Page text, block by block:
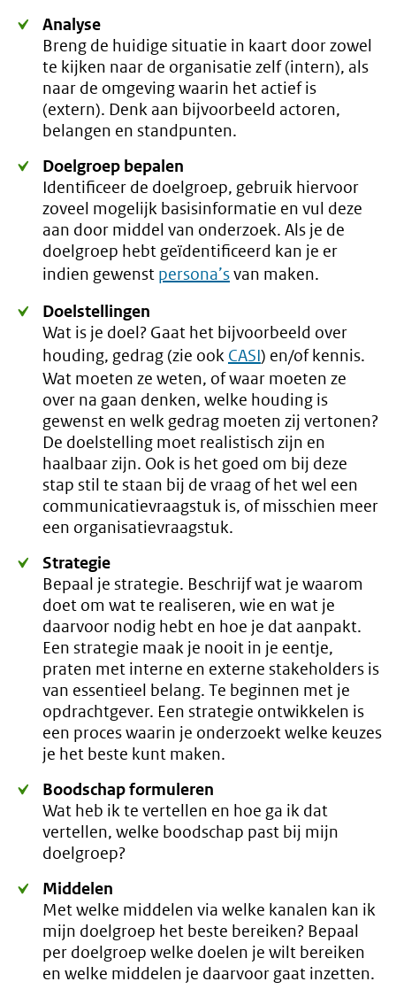
Analyse
Breng de huidige situatie in kaart door zowel
te kijken naar de organisatie zelf (intern), als
naar de omgeving waarin het actief is
(extern). Denk aan bijvoorbeeld actoren,
belangen en standpunten.
Doelgroep bepalen
Identificeer de doelgroep, gebruik hiervoor
zoveel mogelijk basisinformatie en vul deze
aan door middel van onderzoek. Als je de
doelgroep hebt geïdentificeerd kan je er
indien gewenst persona’svan maken.
Doelstellingen
Wat is je doel? Gaat het bijvoorbeeld over
houding, gedrag (zie ook CASI) en/of kennis.
Wat moeten ze weten, of waar moeten ze
over na gaan denken, welke houding is
gewenst en welk gedrag moeten zij vertonen?
De doelstelling moet realistisch zijn en
haalbaar zijn. Ook is het goed om bij deze
stap stil te staan bij de vraag of het wel een
communicatievraagstuk is, of misschien meer
een organisatievraagstuk.
Strategie
Bepaal je strategie. Beschrijf wat je waarom
doet om wat te realiseren, wie en wat je
daarvoor nodig hebt en hoe je dat aanpakt.
Een strategie maak je nooit in je eentje,
praten met interne en externe stakeholders is
van essentieel belang. Te beginnen met je
opdrachtgever. Een strategie ontwikkelen is
een proces waarin je onderzoekt welke keuzes
je het beste kunt maken.
Boodschap formuleren
Wat heb ik te vertellen en hoe ga ik dat
vertellen, welke boodschap past bij mijn
doelgroep?
Middelen
Met welke middelen via welke kanalen kan ik
mijn doelgroep het beste bereiken? Bepaal
per doelgroep welke doelen je wilt bereiken
en welke middelen je daarvoor gaat inzetten.